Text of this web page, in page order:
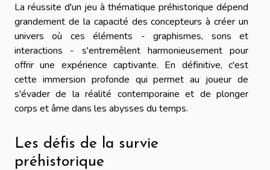
La réussite d'un jeu à thématique préhistorique dépend
grandement de la capacité des concepteurs à créer un
univers où ces éléments - graphismes, sons et
interactions - s'entremêlent harmonieusement pour
offrir une expérience captivante. En définitive, c'est
cette immersion profonde qui permet au joueur de
s'évader de la réalité contemporaine et de plonger
corps et âme dans les abysses du temps.
Les défis de la survie
préhistorique